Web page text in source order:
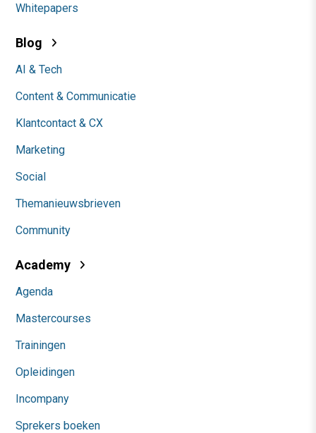
Whitepapers
Blog
AI & Tech
Content & Communicatie
Klantcontact & CX
Marketing
Social
Themanieuwsbrieven
Community
Academy
Agenda
Mastercourses
Trainingen
Opleidingen
Incompany
Sprekers boeken